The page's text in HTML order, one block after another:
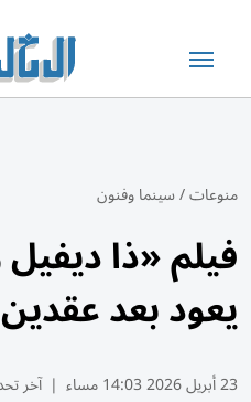
منوعات/سينما وفنون
فيلم «ذا ديفيل
يعود بعد عقدين
23 أبريل 2026 14:03 مساء | آخر